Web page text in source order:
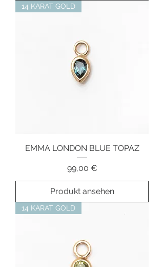
14 KARAT GOLD
EMMA LONDON BLUE TOPAZ
Preis
99,00 €
Produkt ansehen
14 KARAT GOLD